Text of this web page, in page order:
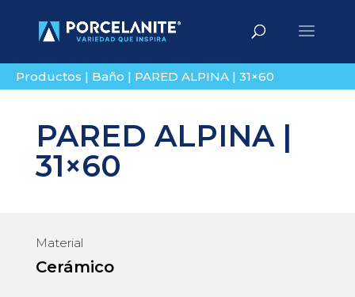
Productos | Baño | PARED ALPINA | 31×60
PARED ALPINA |
31×60
Material
Cerámico